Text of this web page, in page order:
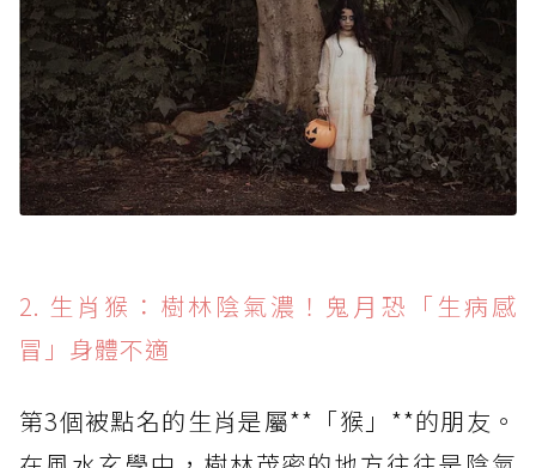
2. 生肖猴：樹林陰氣濃！鬼月恐「生病感
冒」身體不適
第3個被點名的生肖是屬**「猴」**的朋友。